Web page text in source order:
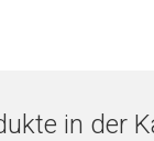
in der